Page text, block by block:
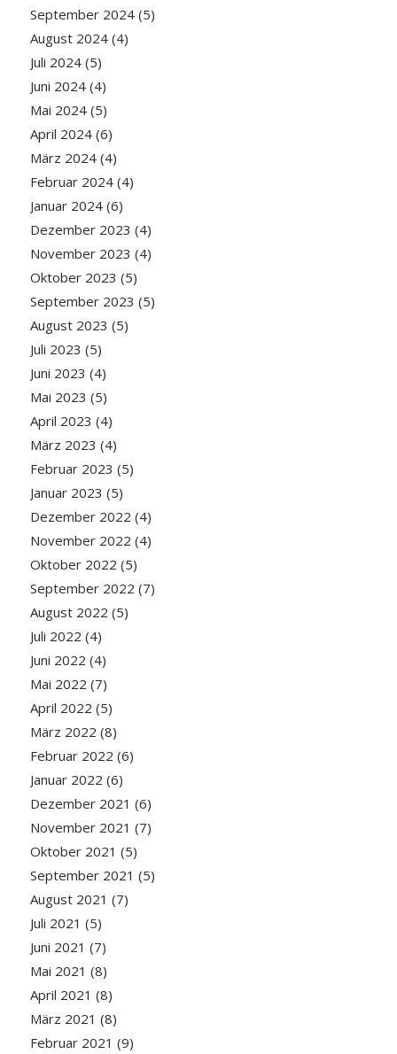
September 2024(5)
August 2024(4)
Juli 2024(5)
Juni 2024(4)
Mai 2024(5)
April 2024(6)
März 2024(4)
Februar 2024(4)
Januar 2024(6)
Dezember 2023 (4)
November 2023 (4)
Oktober 2023 (5)
September 2023 (5)
August 2023 (5)
Juli 2023 (5)
Juni 2023 (4)
Mai 2023 (5)
April 2023 (4)
März 2023 (4)
Februar 2023 (5)
Januar 2023 (5)
Dezember 2022 (4)
November 2022 (4)
Oktober 2022 (5)
September 2022 (7)
August 2022 (5)
Juli 2022 (4)
Juni 2022 (4)
Mai 2022 (7)
April 2022 (5)
März 2022 (8)
Februar 2022 (6)
Januar 2022 (6)
Dezember 2021 (6)
November 2021 (7)
Oktober 2021 (5)
September 2021 (5)
August 2021 (7)
Juli 2021 (5)
Juni 2021 (7)
Mai 2021 (8)
April 2021 (8)
März 2021 (8)
Februar 2021 (9)